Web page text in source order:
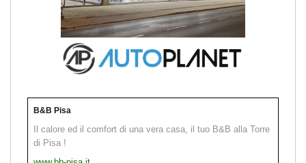
B&B Pisa
Il calore ed il comfort di una vera casa, il tuo B&B alla Torre
di Pisa !